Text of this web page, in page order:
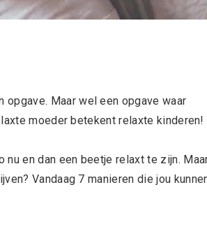
opgave. Maar wel een opgave waar
moeder betekent relaxte kinderen!
en dan een beetje relaxt te zijn.
Vandaag 7 manieren die jou